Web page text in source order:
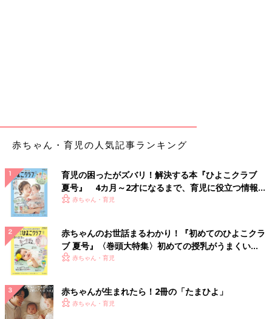
赤ちゃん・育児の人気記事ランキング
育児の困ったがズバリ！解決する本『ひよこクラブ
夏号』 4カ月～2才になるまで、育児に役立つ情報が
いっぱい！
赤ちゃん・育児
赤ちゃんのお世話まるわかり！『初めてのひよこクラ
ブ 夏号』〈巻頭大特集〉初めての授乳がうまくい
く！ おっぱい・ミルクの基本と夏のトラブル 解決テ
赤ちゃん・育児
赤ちゃんが生まれたら！2冊の「たまひよ」
赤ちゃん・育児